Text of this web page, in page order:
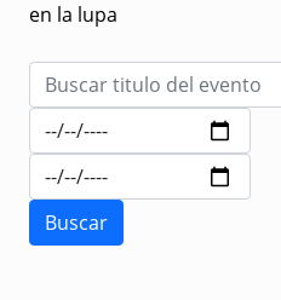
en la lupa